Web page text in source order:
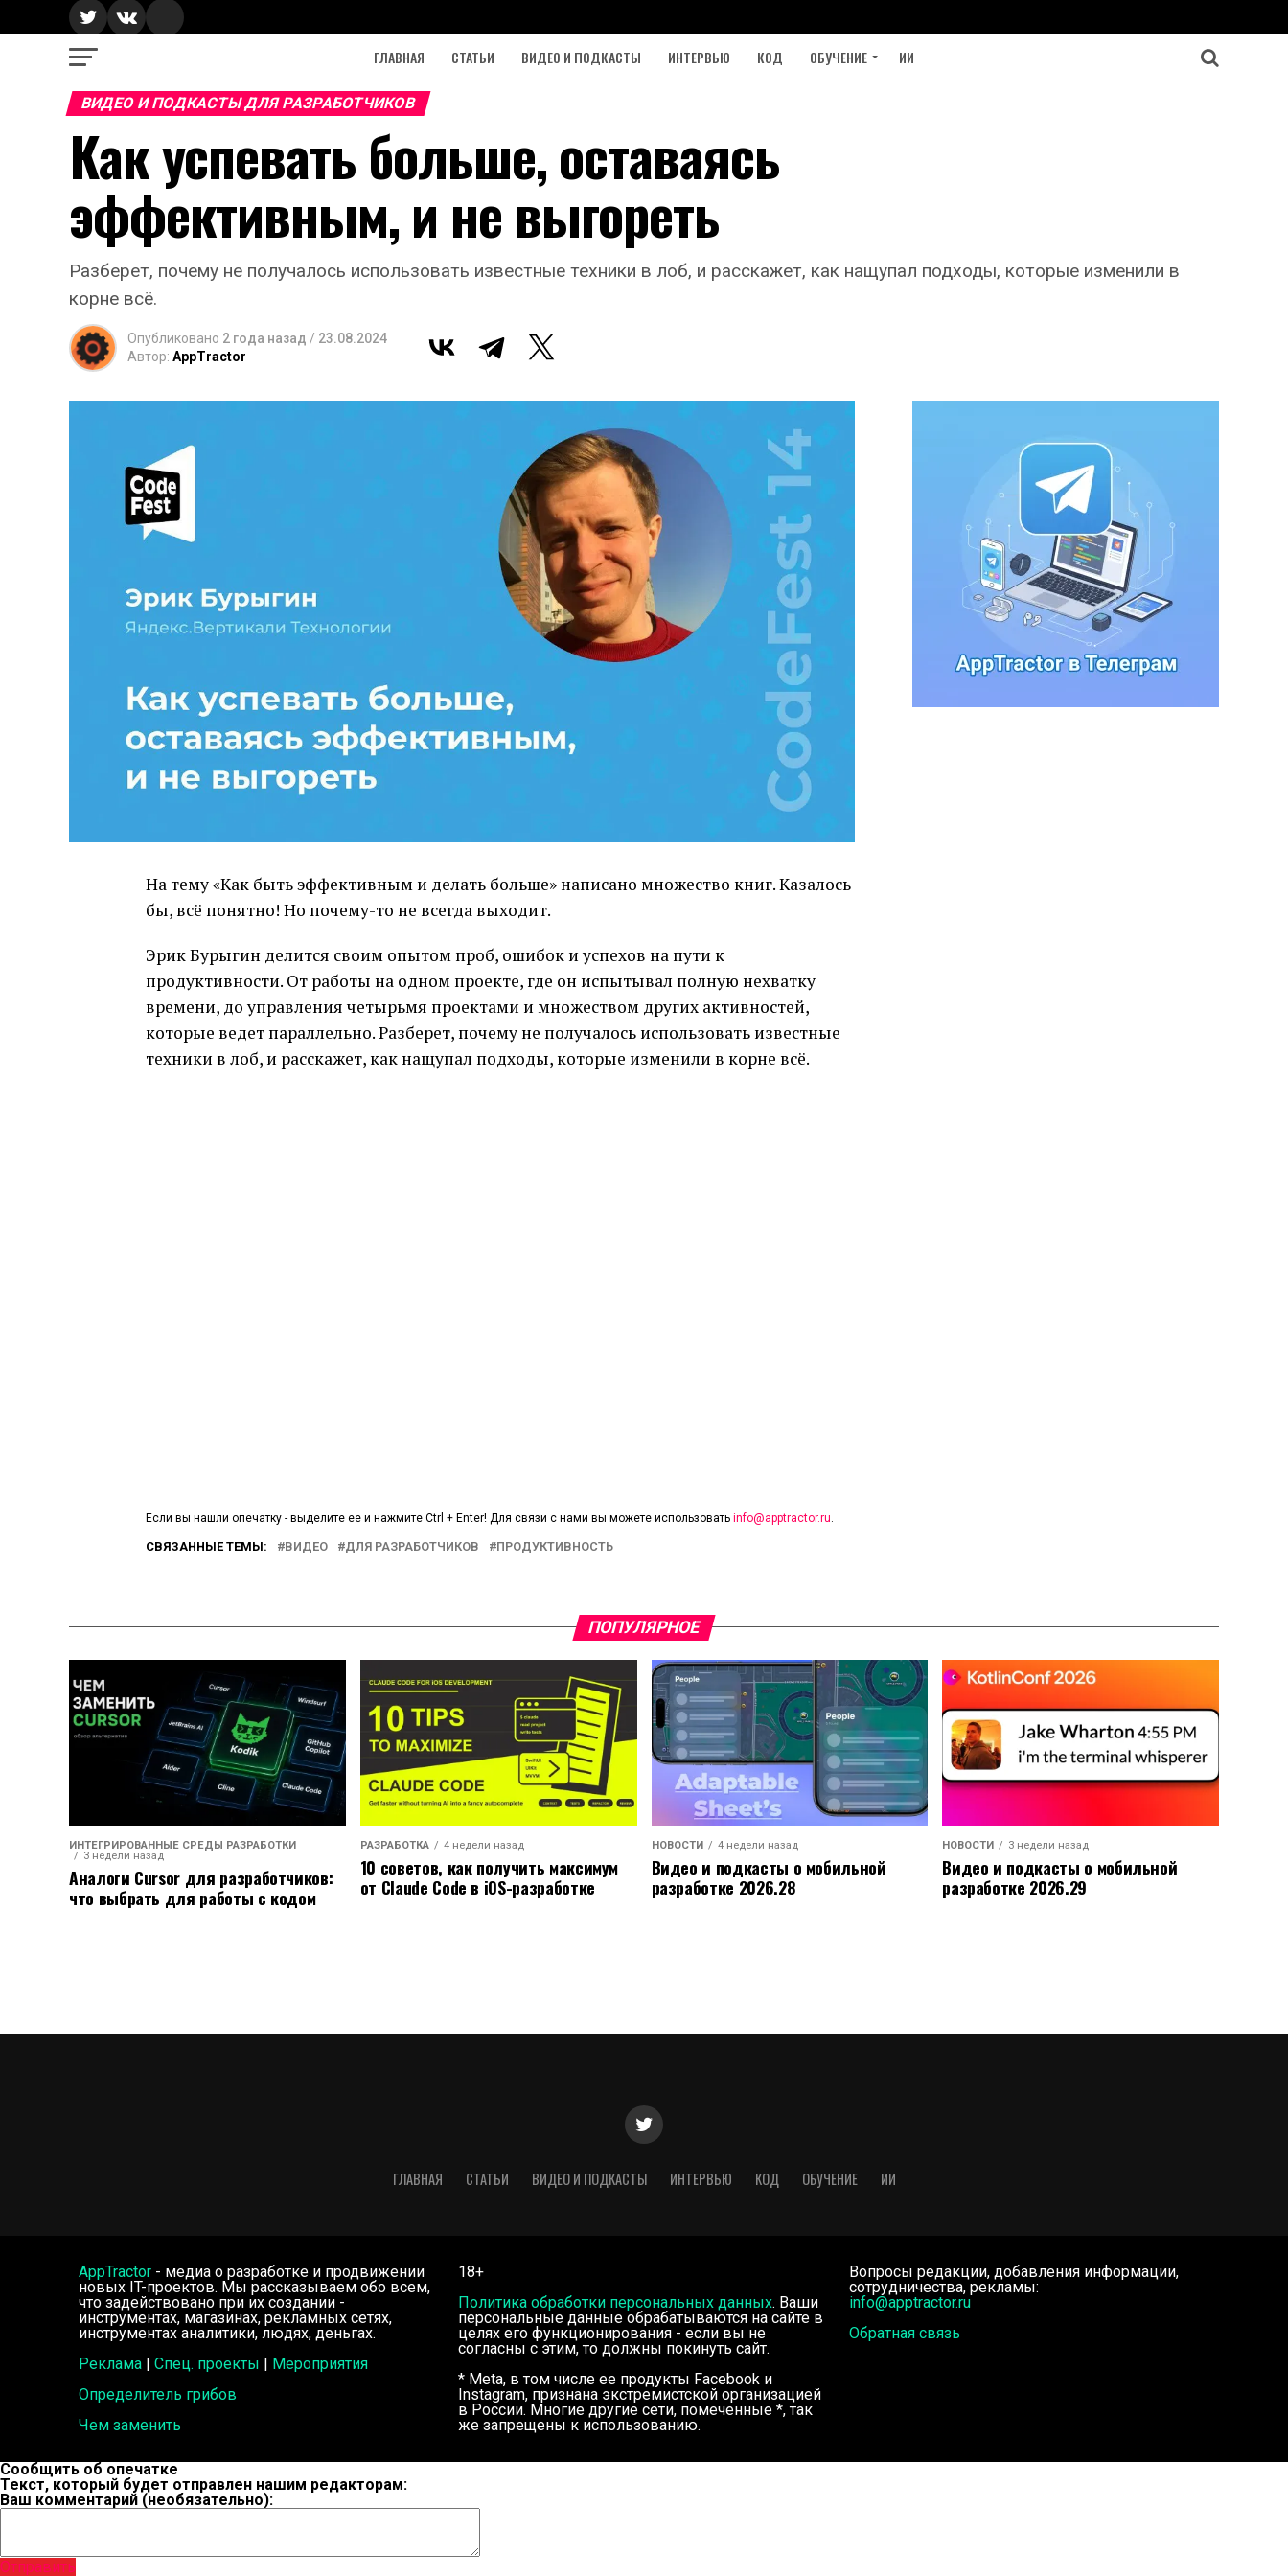
ГЛАВНАЯ СТАТЬИ ВИДЕО И ПОДКАСТЫ ИНТЕРВЬЮ КОД ОБУЧЕНИЕ ИИ
ВИДЕО И ПОДКАСТЫ ДЛЯ РАЗРАБОТЧИКОВ
Как успевать больше, оставаясь
эффективным, и не выгореть
Разберет, почему не получалось использовать известные техники в лоб, и расскажет, как нащупал подходы, которые изменили в
корне всё.
Опубликовано 2 года назад / 23.08.2024
Автор: AppTractor
На тему «Как быть эффективным и делать больше» написано множество книг. Казалось
бы, всё понятно! Но почему-то не всегда выходит.
Эрик Бурыгин делится своим опытом проб, ошибок и успехов на пути к
продуктивности. От работы на одном проекте, где он испытывал полную нехватку
времени, до управления четырьмя проектами и множеством других активностей,
которые ведет параллельно. Разберет, почему не получалось использовать известные
техники в лоб, и расскажет, как нащупал подходы, которые изменили в корне всё.
Если вы нашли опечатку - выделите ее и нажмите Ctrl + Enter! Для связи с нами вы можете использовать info@apptractor.ru
СВЯЗАННЫЕ ТЕМЫ: ВИДЕО ДЛЯ РАЗРАБОТЧИКОВ ПРОДУКТИВНОСТЬ
ПОПУЛЯРНОЕ
ИНТЕГРИРОВАННЫЕ СРЕДЫ РАЗРАБОТКИ
3 недели назад
Аналоги Cursor для разработчиков:
что выбрать для работы с кодом
РАЗРАБОТКА 4 недели назад
10 советов, как получить максимум
от Claude Code в iOS-разработке
НОВОСТИ 4 недели назад
Видео и подкасты о мобильной
разработке 2026.28
НОВОСТИ 3 недели назад
Видео и подкасты о мобильной
разработке 2026.29
ГЛАВНАЯ СТАТЬИ ВИДЕО И ПОДКАСТЫ ИНТЕРВЬЮ КОД ОБУЧЕНИЕ ИИ
AppTractor - медиа о разработке и продвижении
новых IT-проектов. Мы рассказываем обо всем,
что задействовано при их создании -
инструментах, магазинах, рекламных сетях,
инструментах аналитики, людях, деньгах.
Реклама | Спец. проекты | Мероприятия
Определитель грибов
Чем заменить
18+
Политика обработки персональных данных. Ваши
персональные данные обрабатываются на сайте в
целях его функционирования - если вы не
согласны с этим, то должны покинуть сайт.
* Meta, в том числе ее продукты Facebook и
Instagram, признана экстремистской организацией
в России. Многие другие сети, помеченные *, так
же запрещены к использованию.
Вопросы редакции, добавления информации,
сотрудничества, рекламы:
info@apptractor.ru
Обратная связь
Сообщить об опечатке
Текст, который будет отправлен нашим редакторам:
Ваш комментарий (необязательно):
Отправить